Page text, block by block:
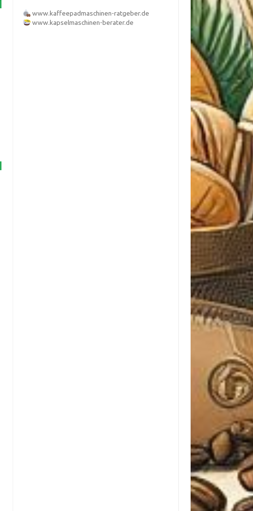
www.kaffeepadmaschinen-ratgeber.de
www.kapselmaschinen-berater.de